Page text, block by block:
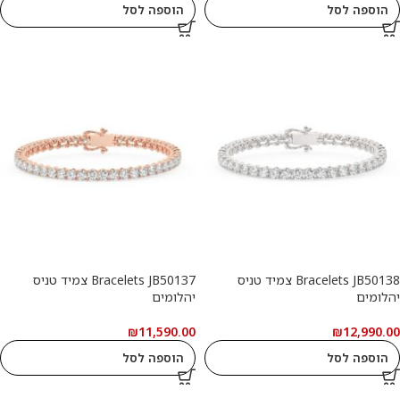
הוספה לסל הוספה לסל
Bracelets JB50138 צמיד טניס
יהלומים
₪12,990.00
הוספה לסל
Bracelets JB50137 צמיד טניס
יהלומים
₪11,590.00
הוספה לסל